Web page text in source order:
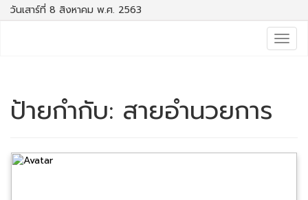
วันเสาร์ที่ 8 สิงหาคม พ.ศ. 2563
ป้ายกำกับ: สายอำนวยการ